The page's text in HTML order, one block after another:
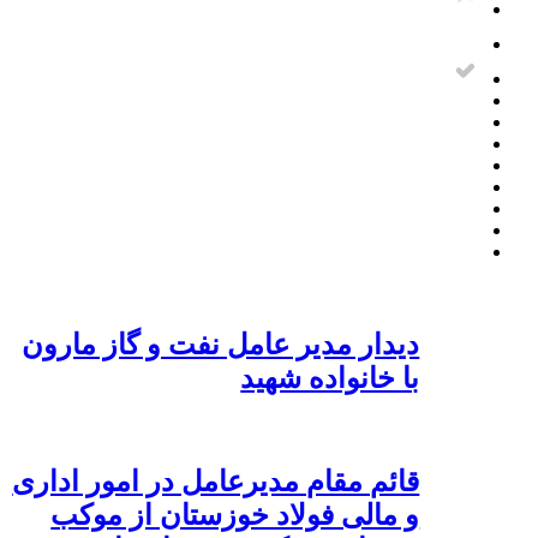
دیدار مدیر عامل نفت و گاز مارون
با خانواده شهید
قائم مقام مدیرعامل در امور اداری
و مالی فولاد خوزستان از موکب